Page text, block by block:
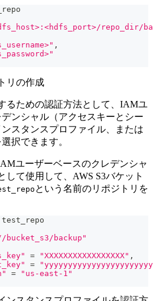
repo_dir/
,
リの作成
るための認証方法として、IAMユ
ンシャル（アクセスキーとシー
スタンスプロファイル、または
択できます。
ユーザーベースのクレデンシャ
して使用して、AWS S3バケット
という名前のリポジトリを
test_repo
bucket_s3/backup"
= "XXXXXXXXXXXXXXXXX" ,
=
=
"us-east-1"